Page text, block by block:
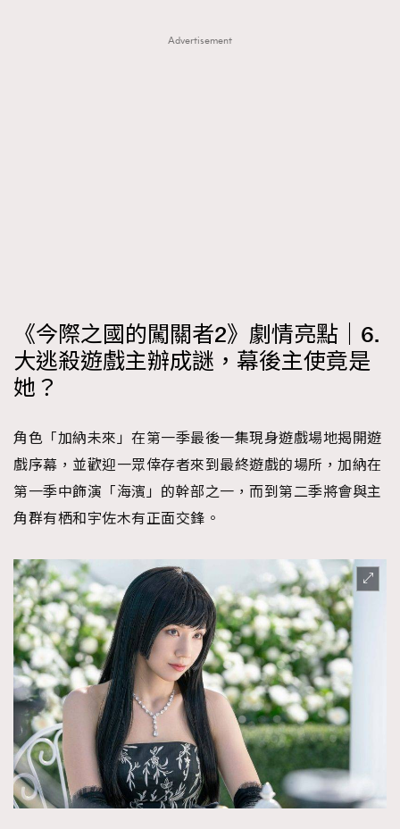
Advertisement
《今際之國的闖關者2》劇情亮點｜6.
大逃殺遊戲主辦成謎，幕後主使竟是
她？
角色「加納未來」在第一季最後一集現身遊戲場地揭開遊
戲序幕，並歡迎一眾倖存者來到最終遊戲的場所，加納在
第一季中飾演「海濱」的幹部之一，而到第二季將會與主
角群有栖和宇佐木有正面交鋒。